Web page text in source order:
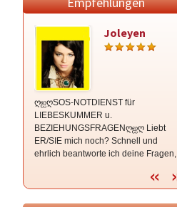
Joleyen
ღஐღSOS-NOTDIENST für
LIEBESKUMMER u.
BEZIEHUNGSFRAGENღஐღ Liebt
ER/SIE mich noch? Schnell und
ehrlich beantworte ich deine Fragen,